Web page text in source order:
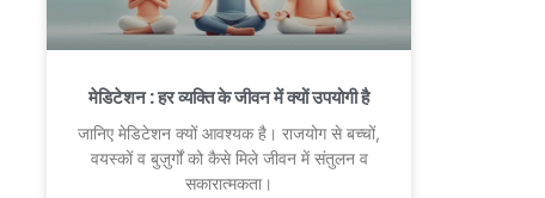
मेडिटेशन : हर व्यक्ति के जीवन में क्यों उपयोगी है
जानिए मेडिटेशन क्यों आवश्यक है। राजयोग से बच्चों,
वयस्कों व बुज़ुर्गों को कैसे मिले जीवन में संतुलन व
सकारात्मकता।